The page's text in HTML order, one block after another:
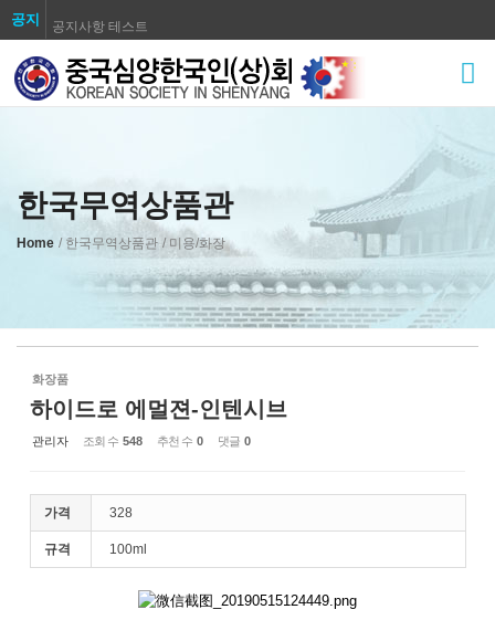
공지 공지사항 테스트
공지사항 테스트
공지사항 테스트
공지사항 테스트
한국무역상품관
Home / 한국무역상품관 / 미용/화장
화장품
하이드로 에멀젼-인텐시브
관리자 조회 수 548 추천 수 0 댓글 0
가격 328
규격 100ml
Sketchbook5, 스케치북5
Sketchbook5, 스케치북5